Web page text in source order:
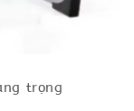
trọng